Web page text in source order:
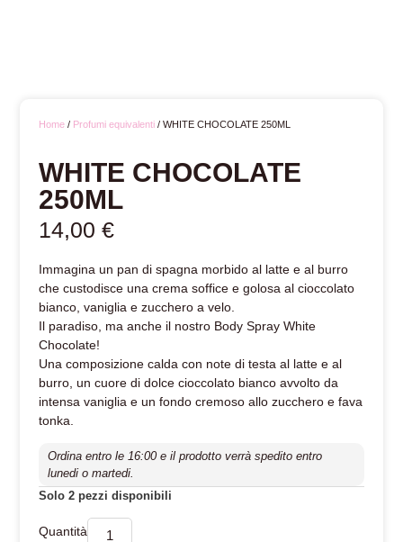
Home/ Profumi equivalenti/ WHITE CHOCOLATE 250ML
WHITE CHOCOLATE
250ML
14,00 €
Immagina un pan di spagna morbido al latte e al burro
che custodisce una crema soffice e golosa al cioccolato
bianco, vaniglia e zucchero a velo.
Il paradiso, ma anche il nostro Body Spray White
Chocolate!
Una composizione calda con note di testa al latte e al
burro, un cuore di dolce cioccolato bianco avvolto da
intensa vaniglia e un fondo cremoso allo zucchero e fava
tonka.
Ordina entro le 16:00 e il prodotto verrà spedito entro
lunedi o martedi.
Solo 2 pezzi disponibili